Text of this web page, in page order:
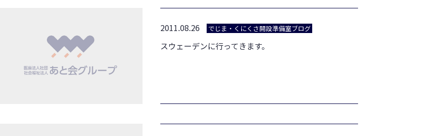
2011.08.26 でじま・くにくさ開設準備室ブログ
スウェーデンに行ってきます。